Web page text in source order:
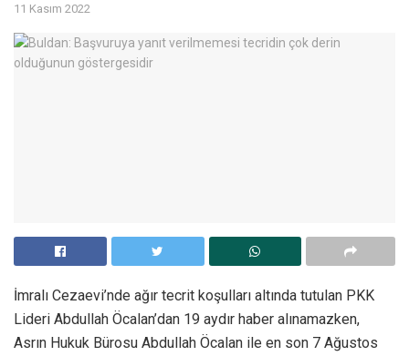
11 Kasım 2022
İmralı Cezaevi’nde ağır tecrit koşulları altında tutulan PKK
Lideri Abdullah Öcalan’dan 19 aydır haber alınamazken,
Asrın Hukuk Bürosu Abdullah Öcalan ile en son 7 Ağustos